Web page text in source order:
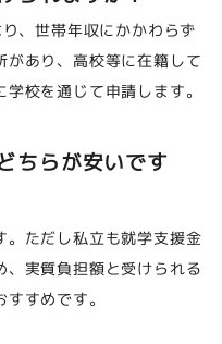
、世帯年収にかかわらず
あり、高校等に在籍して
校を通じて申請します。
ちらが安いです
。ただし私立も就学支援金
、実質負担額と受けられる
すめです。